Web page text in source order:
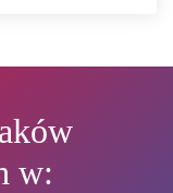
w: